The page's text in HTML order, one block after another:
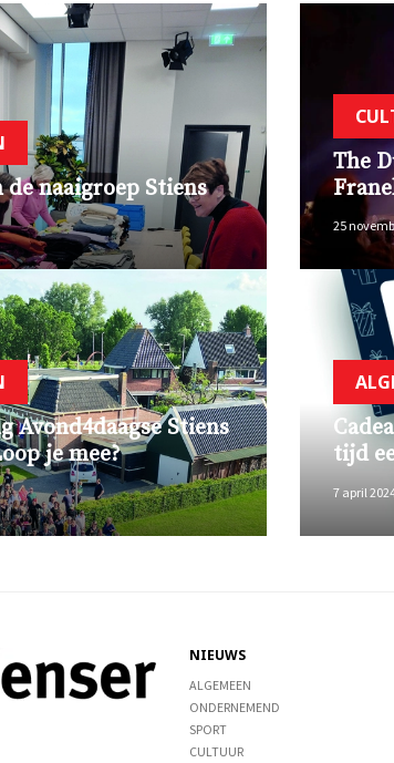
de naaigroep Stiens
The
25
Avond4daagse Stiens
je mee?
tijd
7 april
NIEUWS
ALGEMEEN
ONDERNEMEND
SPORT
CULTUUR